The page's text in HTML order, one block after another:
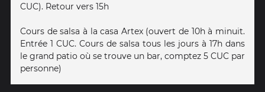
CUC). Retour vers 15h
Cours de salsa à la casa Artex (ouvert de 10h à minuit.
Entrée 1 CUC. Cours de salsa tous les jours à 17h dans
le grand patio où se trouve un bar, comptez 5 CUC par
personne)